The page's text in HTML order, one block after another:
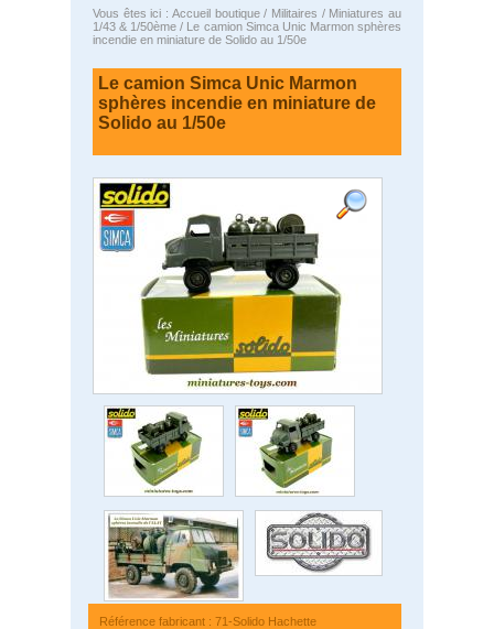
Vous êtes ici : Accueil boutique/ Militaires / Miniatures au
1/43 & 1/50ème / Le camion Simca Unic Marmon sphères
incendie en miniature de Solido au 1/50e
Le camion Simca Unic Marmon
sphères incendie en miniature de
Solido au 1/50e
Référence fabricant : 71-Solido Hachette